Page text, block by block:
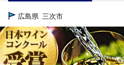
TOP
広島県 三次市